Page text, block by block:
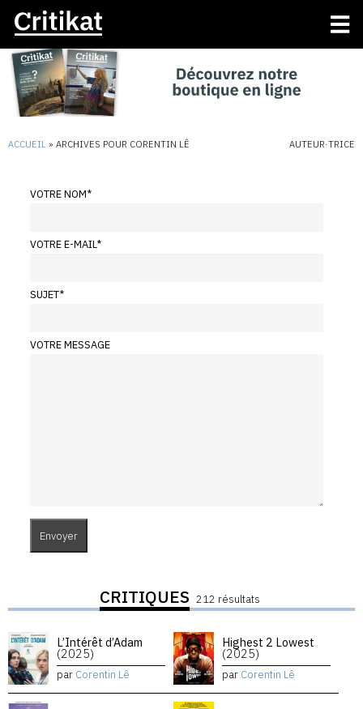
ACCUEIL » ARCHIVES POUR CORENTIN LÊ AUTEUR·TRICE
VOTRE NOM*
VOTRE E-MAIL*
SUJET*
VOTRE MESSAGE
CRITIQUES 212 résultats
L’Intérêt d’Adam
(2025)
par Corentin Lê
Highest 2 Lowest
(2025)
par Corentin Lê